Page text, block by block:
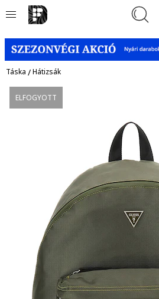
Táska /Hátizsák
ELFOGYOTT